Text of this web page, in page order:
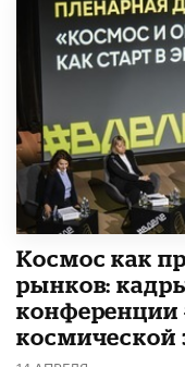
Космос как
рынков:
конференции
космической